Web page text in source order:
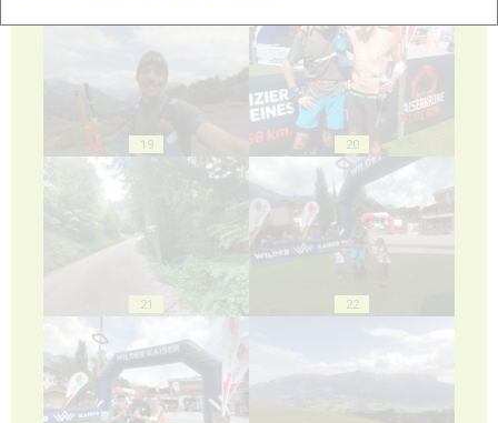
19 20
21 22